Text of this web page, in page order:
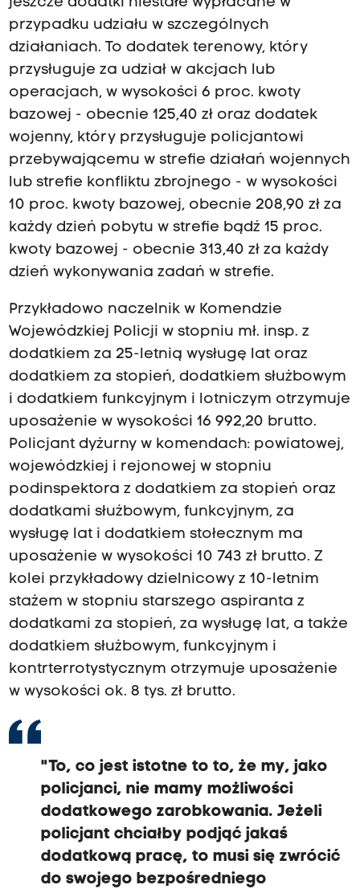
przypadku udziału w szczególnych
działaniach. To dodatek terenowy, który
przysługuje za udział w akcjach lub
operacjach, w wysokości 6 proc. kwoty
bazowej - obecnie 125,40 zł oraz dodatek
wojenny, który przysługuje policjantowi
przebywającemu w strefie działań wojennych
lub strefie konfliktu zbrojnego - w wysokości
10 proc. kwoty bazowej, obecnie 208,90 zł za
każdy dzień pobytu w strefie bądź 15 proc.
kwoty bazowej - obecnie 313,40 zł za każdy
dzień wykonywania zadań w strefie.
Przykładowo naczelnik w Komendzie
Wojewódzkiej Policji w stopniu mł. insp. z
dodatkiem za 25-letnią wysługę lat oraz
dodatkiem za stopień, dodatkiem służbowym
i dodatkiem funkcyjnym i lotniczym otrzymuje
uposażenie w wysokości 16 992,20 brutto.
Policjant dyżurny w komendach: powiatowej,
wojewódzkiej i rejonowej w stopniu
podinspektora z dodatkiem za stopień oraz
dodatkami służbowym, funkcyjnym, za
wysługę lat i dodatkiem stołecznym ma
uposażenie w wysokości 10 743 zł brutto. Z
kolei przykładowy dzielnicowy z 10-letnim
stażem w stopniu starszego aspiranta z
dodatkami za stopień, za wysługę lat, a także
dodatkiem służbowym, funkcyjnym i
kontrterrotystycznym otrzymuje uposażenie
w wysokości ok. 8 tys. zł brutto.
"To, co jest istotne to to, że my, jako
policjanci, nie mamy możliwości
dodatkowego zarobkowania. Jeżeli
policjant chciałby podjąć jakaś
dodatkową pracę, to musi się zwrócić
do swojego bezpośredniego